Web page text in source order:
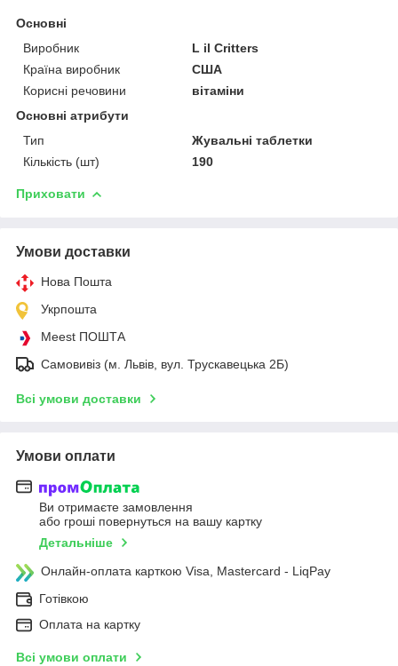
Основні
Виробник
L il Critters
Країна виробник
США
Корисні речовини
вітаміни
Основні атрибути
Тип
Жувальні таблетки
Кількість (шт)
190
Приховати
Умови доставки
Нова Пошта
Укрпошта
Meest ПОШТА
Самовивіз (м. Львів, вул. Трускавецька 2Б)
Всі умови доставки
Умови оплати
Ви отримаєте замовлення
або гроші повернуться на вашу картку
Детальніше
Онлайн-оплата карткою Visa, Mastercard - LiqPay
Готівкою
Оплата на картку
Всі умови оплати